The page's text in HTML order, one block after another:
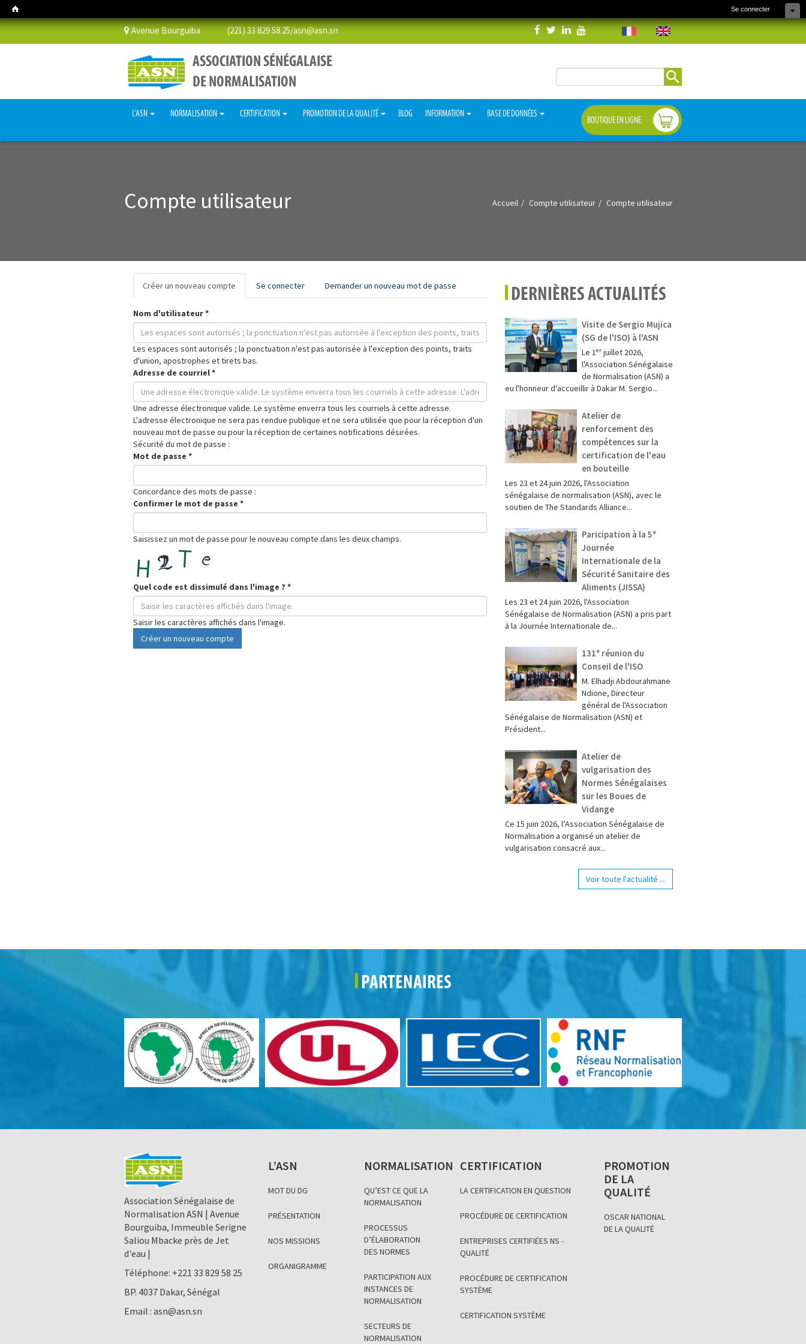
Se connecter
Avenue Bourguiba (221) 33 829 58 25/asn@asn.sn
Formulaire de
recherche
L’ASN NORMALISATION CERTIFICATION PROMOTION DE LA QUALITÉ BLOG INFORMATION BASE DE DONNÉES
BOUTIQUE EN LIGNE
Compte utilisateur Accueil Compte utilisateur Compte utilisateur
Onglets
principaux
Créer un nouveau compte (onglet
actif)
Se connecter Demander un nouveau mot de passe
Nom d'utilisateur*
Les espaces sont autorisés ; la ponctuation n'est pas autorisée à l'exception des points, traits
d'union, apostrophes et tirets bas.
Adresse de courriel*
Une adresse électronique valide. Le système enverra tous les courriels à cette adresse.
L'adresse électronique ne sera pas rendue publique et ne sera utilisée que pour la réception d'un
nouveau mot de passe ou pour la réception de certaines notifications désirées.
Sécurité du mot de passe :
Mot de passe *
Concordance des mots de passe :
Confirmer le mot de passe *
Saisissez un mot de passe pour le nouveau compte dans les deux champs.
Quel code est dissimulé dans l'image ? *
Saisir les caractères affichés dans l'image.
Créer un nouveau compte
DERNIÈRES ACTUALITÉS
Visite de Sergio Mujica
(SG de l'ISO) à l'ASN
Le 1ᵉʳ juillet 2026,
l'Association Sénégalaise
de Normalisation (ASN) a
eu l'honneur d'accueillir à Dakar M. Sergio...
Atelier de
renforcement des
compétences sur la
certification de l'eau
en bouteille
Les 23 et 24 juin 2026, l'Association
sénégalaise de normalisation (ASN), avec le
soutien de The Standards Alliance...
Paricipation à la 5ᵉ
Journée
Internationale de la
Sécurité Sanitaire des
Aliments (JISSA)
‎Les 23 et 24 juin 2026, l'Association
Sénégalaise de Normalisation (ASN) a pris part
à la Journée Internationale de...
131ᵉ réunion du
Conseil de l'ISO
M. Elhadji Abdourahmane
Ndione, Directeur
général de l'Association
Sénégalaise de Normalisation (ASN) et
Président...
Atelier de
vulgarisation des
Normes Sénégalaises
sur les Boues de
Vidange
Ce 15 juin 2026, l’Association Sénégalaise de
Normalisation a organisé un atelier de
vulgarisation consacré aux...
Voir toute l'actualité ...
PARTENAIRES
Association Sénégalaise de
Normalisation ASN | Avenue
Bourguiba, Immeuble Serigne
Saliou Mbacke près de Jet
d'eau |
Téléphone: +221 33 829 58 25
BP. 4037 Dakar, Sénégal
Email : asn@asn.sn
L’ASN
MOT DU DG
PRÉSENTATION
NOS MISSIONS
ORGANIGRAMME
NORMALISATION
QU’EST CE QUE LA
NORMALISATION
PROCESSUS
D’ÉLABORATION
DES NORMES
PARTICIPATION AUX
INSTANCES DE
NORMALISATION
SECTEURS DE
NORMALISATION
CERTIFICATION
LA CERTIFICATION EN QUESTION
PROCÉDURE DE CERTIFICATION
ENTREPRISES CERTIFIÉES NS -
QUALITÉ
PROCÉDURE DE CERTIFICATION
SYSTÈME
CERTIFICATION SYSTÈME
PROMOTION
DE LA
QUALITÉ
OSCAR NATIONAL
DE LA QUALITÉ